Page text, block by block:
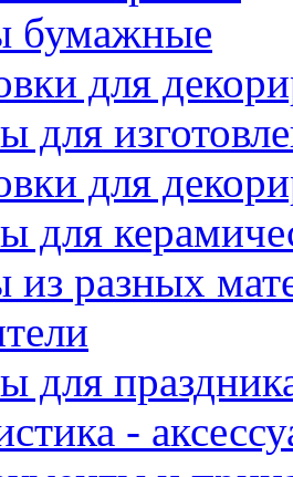
бумажные
для
для
для
для
из разных
для
-